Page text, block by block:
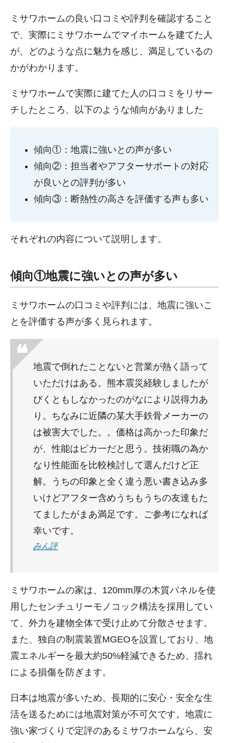
ミサワホームの良い口コミや評判を確認すること
で、実際にミサワホームでマイホームを建てた人
が、どのような点に魅力を感じ、満足しているの
かがわかります。
ミサワホームで実際に建てた人の口コミをリサー
チしたところ、以下のような傾向がありました
傾向①：地震に強いとの声が多い
傾向②：担当者やアフターサポートの対応
が良いとの評判が多い
傾向③：断熱性の高さを評価する声も多い
それぞれの内容について説明します。
傾向①地震に強いとの声が多い
ミサワホームの口コミや評判には、地震に強いこ
とを評価する声が多く見られます。
地震で倒れたことないと営業が熱く語って
いただけはある。熊本震災経験しましたが
びくともしなかったのがなにより説得力あ
り。ちなみに近隣の某大手鉄骨メーカーの
は被害大でした。。価格は高かった印象だ
が、性能はピカ一だと思う。技術職の為か
なり性能面を比較検討して選んだけど正
解。うちの印象と全く違う悪い書き込み多
いけどアフター含めうちもうちの友達もた
てましたがまあ満足です。ご参考になれば
幸いです。
みん評
ミサワホームの家は、120mm厚の木質パネルを使
用したセンチュリーモノコック構法を採用してい
て、外力を建物全体で受け止めて分散させます。
また、独自の制震装置MGEOを設置しており、地
震エネルギーを最大約50%軽減できるため、揺れ
による損傷を防ぎます。
日本は地震が多いため、長期的に安心・安全な生
活を送るためには地震対策が不可欠です。地震に
強い家づくりで定評のあるミサワホームなら、安